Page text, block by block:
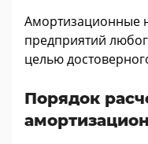
Амортизационные
предприятий
целью
Порядок